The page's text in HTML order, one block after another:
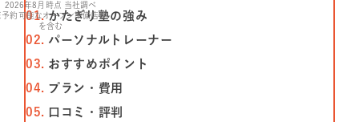
よくあるご質問
2026年8月 時点 当社調べ
約可能なオープン準備店舗
を含む
かたぎり塾の強み
パーソナルトレーナー
おすすめポイント
プラン・費⽤
⼝コミ・評判